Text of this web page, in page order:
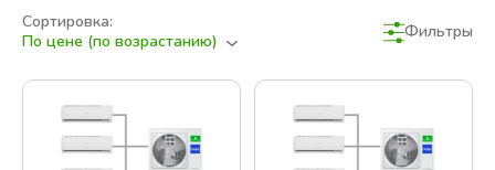
Сортировка:
По цене (по возрастанию)
Фильтры
В наличии